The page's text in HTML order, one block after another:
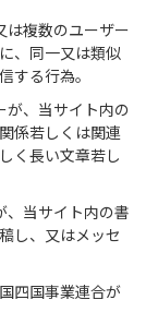
複数のユーザー
、同一又は類似
する行為。
、当サイト内の
係若しくは関連
く長い文章若し
当サイト内の書
し、又はメッセ
四国事業連合が